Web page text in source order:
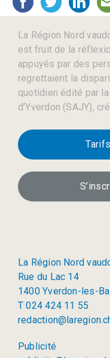
La Région Nord
est fruit de la
appuyés par des
regrettaient la
quotidien édité par
d’Yverdon (SAJY),
La Région Nord
Rue du Lac 14
1400 Yverdon-les-
T 024 424 11 55
Publicité